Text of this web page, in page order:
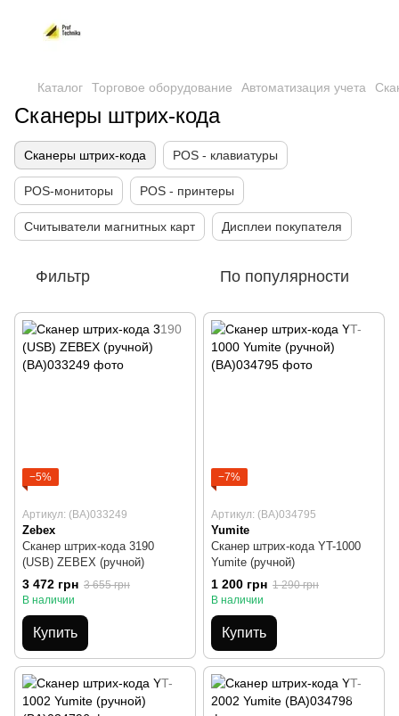
Каталог Торговое оборудование Автоматизация учета
Сканеры штрих-кода
Сканеры штрих-кода POS - клавиатуры
POS-мониторы POS - принтеры
Считыватели магнитных карт Дисплеи покупателя
Фильтр По популярности
−5%
Артикул: (BA)033249
Zebex
Сканер штрих-кода 3190
(USB) ZEBEX (ручной)
3 472 грн 3 655 грн
В наличии
Купить
−7%
Артикул: (BA)034795
Yumite
Сканер штрих-кода YT-1000
Yumite (ручной)
1 200 грн 1 290 грн
В наличии
Купить